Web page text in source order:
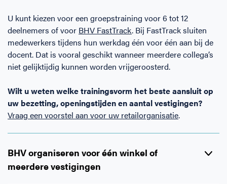
U kunt kiezen voor een groepstraining voor 6 tot 12
deelnemers of voor BHV FastTrack. Bij FastTrack sluiten
medewerkers tijdens hun werkdag één voor één aan bij de
docent. Dat is vooral geschikt wanneer meerdere collega’s
niet gelijktijdig kunnen worden vrijgeroosterd.
Wilt u weten welke trainingsvorm het beste aansluit op
uw bezetting, openingstijden en aantal vestigingen?
Vraag een voorstel aan voor uw retailorganisatie.
BHV organiseren voor één winkel of
meerdere vestigingen